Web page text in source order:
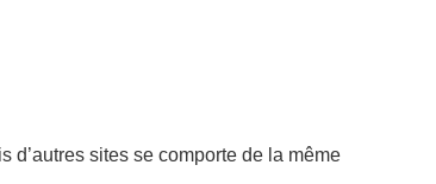
sites se comporte de la même